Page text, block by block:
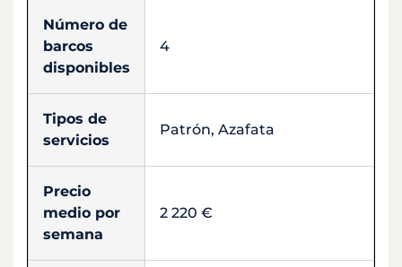
Número de
barcos
disponibles
4
Tipos de
servicios
Patrón, Azafata
Precio
medio por
semana
2 220 €